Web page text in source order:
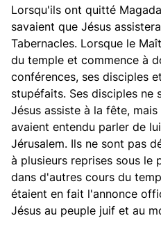
Lorsqu'ils ont quitté
savaient que Jésus
Tabernacles. Lorsque le
du temple et commence à
conférences, ses disciples
stupéfaits. Ses disciples ne
Jésus assiste à la fête,
avaient entendu parler de
Jérusalem. Ils ne sont pas
à plusieurs reprises sous le
dans d'autres cours du
étaient en fait l'annonce
Jésus au peuple juif et au